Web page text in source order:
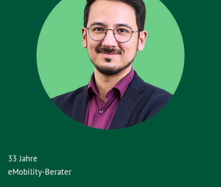
33 Jahre
eMobility-Berater